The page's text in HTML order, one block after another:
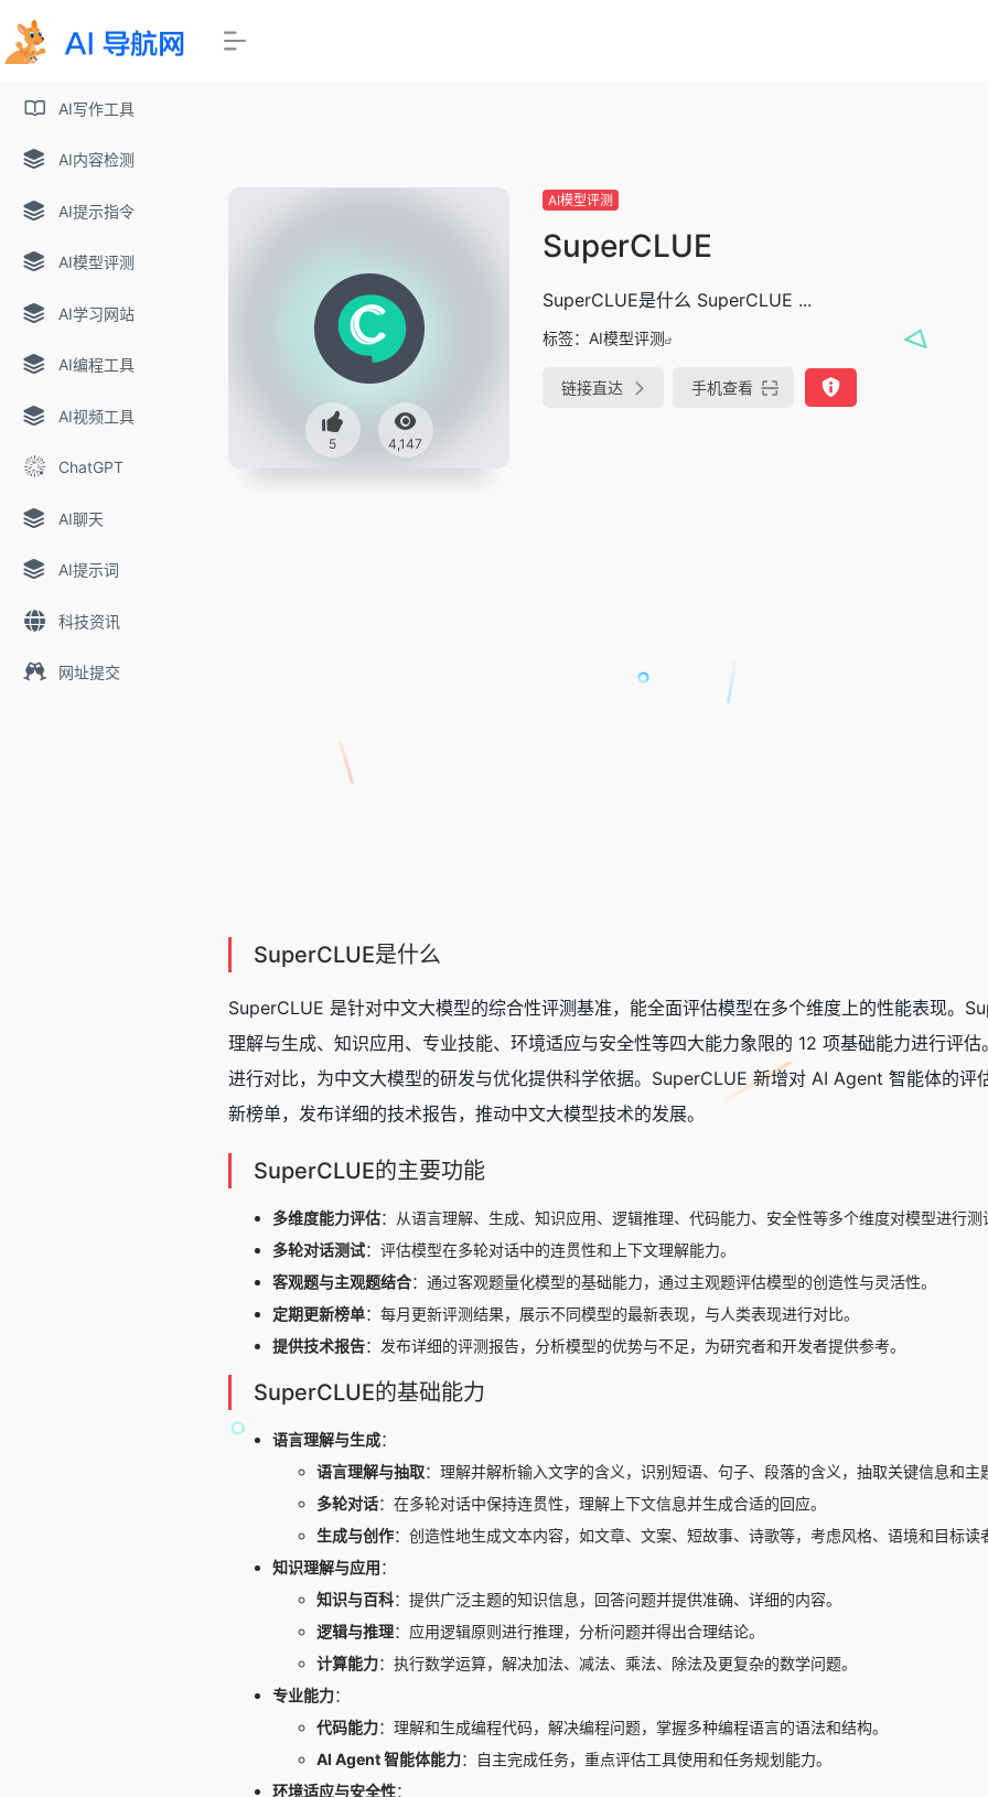
AI写作工具
AI内容检测
AI提示指令
AI模型评测
AI学习网站
AI编程工具
AI视频工具
ChatGPT
AI聊天
AI提示词
科技资讯
网址提交
5 4,147
AI模型评测
SuperCLUE
SuperCLUE是什么 SuperCLUE ...
标签： AI模型评测
链接直达 手机查看
SuperCLUE是什么
SuperCLUE 是针对中文大模型的综合性评测基准，能全面评估模型在多个维度上的性能表现。
理解与生成、知识应用、专业技能、环境适应与安全性等四大能力象限的 12 项基础能力进行评
进行对比，为中文大模型的研发与优化提供科学依据。SuperCLUE 新增对 AI Agent 智能体的
新榜单，发布详细的技术报告，推动中文大模型技术的发展。
SuperCLUE的主要功能
多维度能力评估：从语言理解、生成、知识应用、逻辑推理、代码能力、安全性等多个维度对模型进行测
多轮对话测试：评估模型在多轮对话中的连贯性和上下文理解能力。
客观题与主观题结合：通过客观题量化模型的基础能力，通过主观题评估模型的创造性与灵活性。
定期更新榜单：每月更新评测结果，展示不同模型的最新表现，与人类表现进行对比。
提供技术报告：发布详细的评测报告，分析模型的优势与不足，为研究者和开发者提供参考。
SuperCLUE的基础能力
语言理解与生成：
语言理解与抽取：理解并解析输入文字的含义，识别短语、句子、段落的含义，抽取关键信息和主
多轮对话：在多轮对话中保持连贯性，理解上下文信息并生成合适的回应。
生成与创作：创造性地生成文本内容，如文章、文案、短故事、诗歌等，考虑风格、语境和目标读
知识理解与应用：
知识与百科：提供广泛主题的知识信息，回答问题并提供准确、详细的内容。
逻辑与推理：应用逻辑原则进行推理，分析问题并得出合理结论。
计算能力：执行数学运算，解决加法、减法、乘法、除法及更复杂的数学问题。
专业能力：
代码能力：理解和生成编程代码，解决编程问题，掌握多种编程语言的语法和结构。
AI Agent 智能体能力：自主完成任务，重点评估工具使用和任务规划能力。
环境适应与安全性：